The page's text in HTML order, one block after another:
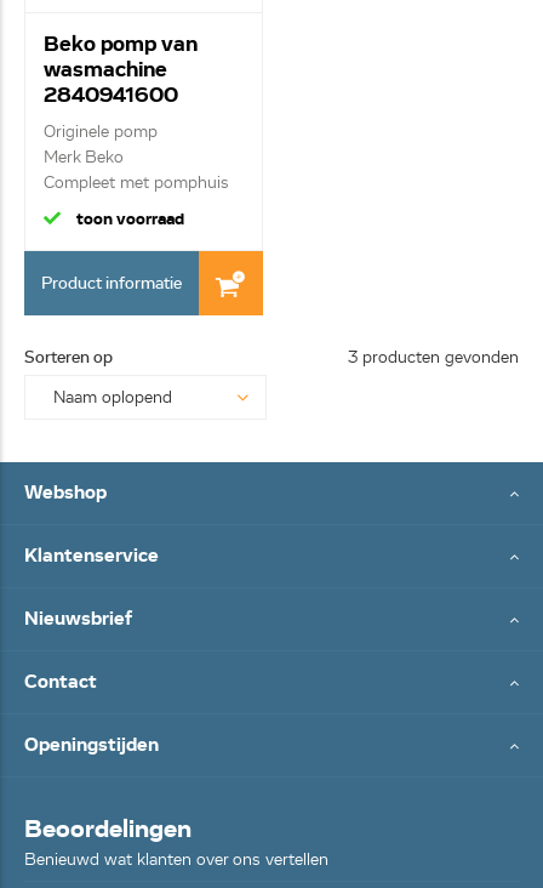
Beko pomp van
wasmachine
2840941600
Originele pomp
Merk Beko
Compleet met pomphuis
en filter
toon voorraad
Product informatie
Sorteren op 3 producten gevonden
Webshop
Klantenservice
Nieuwsbrief
Contact
Openingstijden
Beoordelingen
Benieuwd wat klanten over ons vertellen